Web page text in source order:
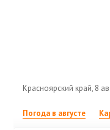
Красноярский край, 8
Погода в августе